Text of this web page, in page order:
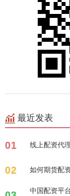
最近发表
01 线上配资代
02 如何期货配
中国配资平